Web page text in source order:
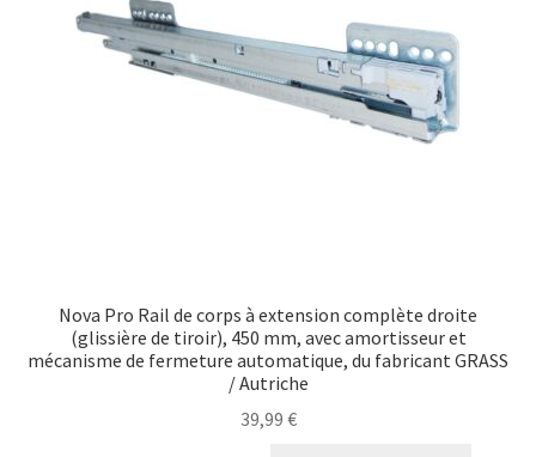
Transport maritime
Nova Pro Rail de corps à extension complète droite
(glissière de tiroir), 450 mm, avec amortisseur et
mécanisme de fermeture automatique, du fabricant GRASS
/ Autriche
39,99 €